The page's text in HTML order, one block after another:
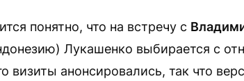
понятно, что на встречу с
Лукашенко выбирается с
визиты анонсировались, так что